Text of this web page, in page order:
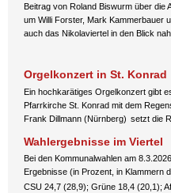
Beitrag von Roland Biswurm über die
um Willi Forster, Mark Kammerbauer
auch das Nikolaviertel in den Blick
Orgelkonzert in St. Konrad
Ein hochkarätiges Orgelkonzert gibt
Pfarrkirche St. Konrad mit dem
Frank Dillmann (Nürnberg) setzt die
Wahlergebnisse im Viertel
Bei den Kommunalwahlen am
Ergebnisse (in Prozent, in Klammern
CSU 24,7 (28,9); Grüne 18,4 (20,1);